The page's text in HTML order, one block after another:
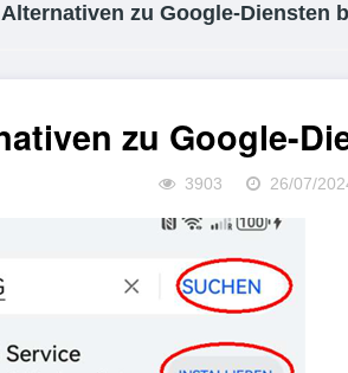
zu Google-Diensten
zu Google-
3903 26/07/